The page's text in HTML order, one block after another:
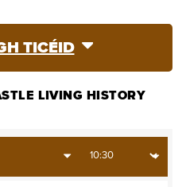
TICÉID
LIVING HISTORY